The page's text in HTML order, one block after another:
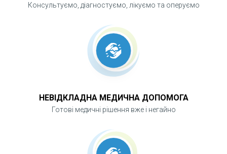
Консультуємо, діагностуємо, лікуємо та оперуємо
НЕВІДКЛАДНА МЕДИЧНА ДОПОМОГА
Готові медичні рішення вже і негайно